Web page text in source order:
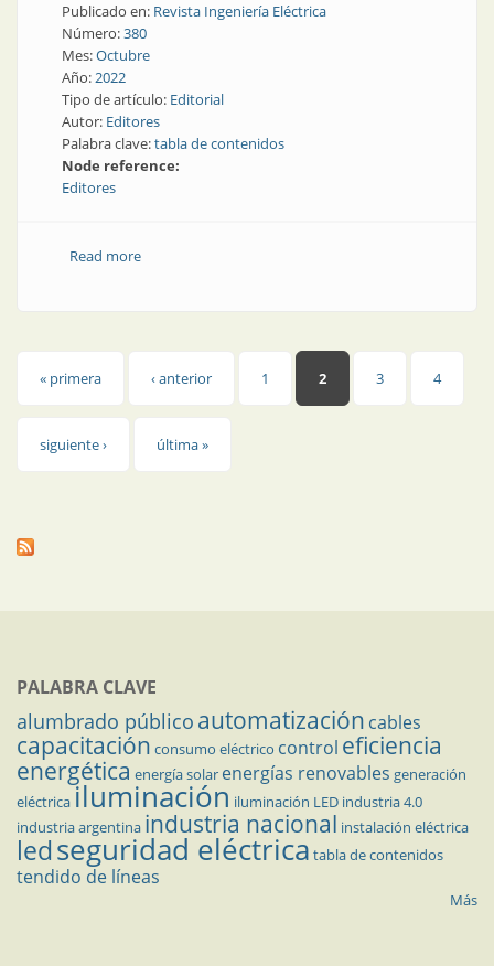
Publicado en: Revista Ingeniería Eléctrica
Número:380
Mes:Octubre
Año:2022
Tipo de artículo: Editorial
Autor: Editores
Palabra clave:tabla de contenidos
Node reference:
Editores
Read moreabout Ingeniería Eléctrica 380 | En esta edición
Páginas
« primera ‹ anterior 1 2 3 4
siguiente › última »
PALABRA CLAVE
alumbrado público automatización cables
capacitación consumo eléctrico control eficiencia
energética energía solar energías renovables generación
eléctricailuminación iluminación LED industria 4.0
industria argentina industria nacional instalación eléctrica
ledseguridad eléctrica tabla de contenidos
tendido de líneas
Más